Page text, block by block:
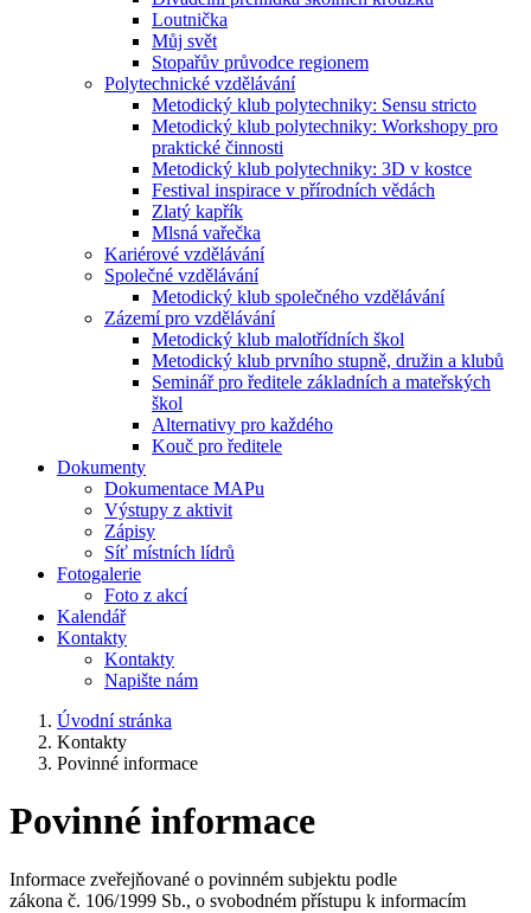
Loutnička
Můj svět
Stopařův průvodce regionem
Polytechnické vzdělávání
Metodický klub polytechniky: Sensu stricto
Metodický klub polytechniky: Workshopy pro
praktické činnosti
Metodický klub polytechniky: 3D v kostce
Festival inspirace v přírodních vědách
Zlatý kapřík
Mlsná vařečka
Kariérové vzdělávání
Společné vzdělávání
Metodický klub společného vzdělávání
Zázemí pro vzdělávání
Metodický klub malotřídních škol
Metodický klub prvního stupně, družin a klubů
Seminář pro ředitele základních a mateřských
škol
Alternativy pro každého
Kouč pro ředitele
Dokumenty
Dokumentace MAPu
Výstupy z aktivit
Zápisy
Síť místních lídrů
Fotogalerie
Foto z akcí
Kalendář
Kontakty
Kontakty
Napište nám
Úvodní stránka
Kontakty
Povinné informace
Povinné informace
Informace zveřejňované o povinném subjektu podle
zákona č. 106/1999 Sb., o svobodném přístupu k informacím